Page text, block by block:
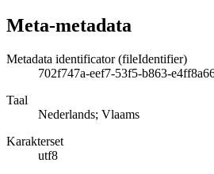
Meta-metadata
Metadata identificator (fileIdentifier)
702f747a-eef7-53f5-b863-
Taal
Nederlands; Vlaams
Karakterset
utf8